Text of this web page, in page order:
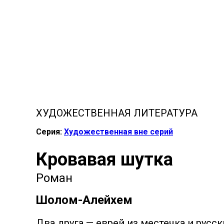
XУДОЖЕСТВЕННАЯ ЛИТЕРАТУРА
Серия: Художественная вне серий
Кровавая шутка
Роман
Шолом-Алейхем